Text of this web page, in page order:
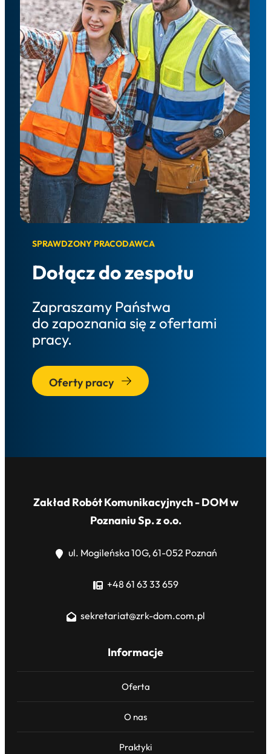
SPRAWDZONY PRACODAWCA
Dołącz do zespołu
Zapraszamy Państwa
do zapoznania się z ofertami
pracy.
Oferty pracy
Zakład Robót Komunikacyjnych - DOM w
Poznaniu Sp. z o.o.
ul. Mogileńska 10G, 61-052 Poznań
+48 61 63 33 659
sekretariat@zrk-dom.com.pl
Informacje
Oferta
O nas
Praktyki